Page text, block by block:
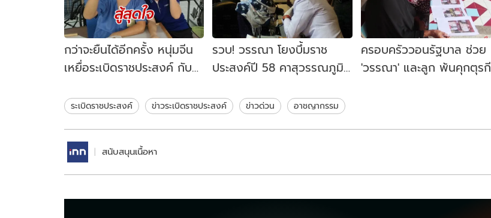
กว่าจะยืนได้อีกครั้ง หนุ่มจีน
เหยื่อระเบิดราชประสงค์ กับ
ครึ่ง
รวบ! วรรณา โยงบึ้มราช
ประสงค์ปี 58 คาสุวรรณภูมิ
​ครอบครัววอนรัฐบาล ช่วย
'วรรณา' และลูก พ้นคุกตุรกี
ระเบิดราชประสงค์ ข่าวระเบิดราชประสงค์ ข่าวด่วน อาชญากรรม
สนับสนุนเนื้อหา